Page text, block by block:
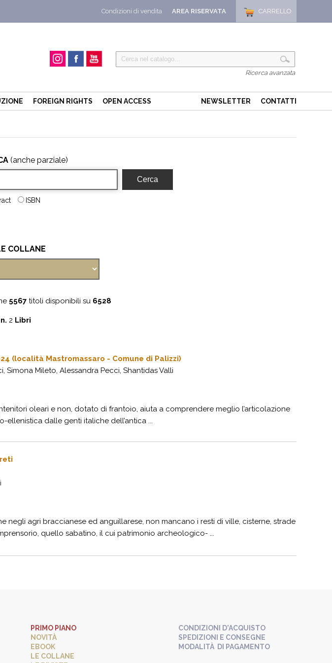
CARRELLO
AREA RISERVATA
Condizioni di vendita
Ricerca avanzata
FOREIGN RIGHTS OPEN ACCESS NEWSLETTER CONTATTI
(anche parziale)
ISBN
COLLANE
5567titoli disponibili su 6528
2 Libri
(località Mastromassaro - Comune di Palizzi)
Simona Mileto, Alessandra Pecci, Shantidas Valli
oleari e non, dotato di frantoio, aiuta a comprendere meglio l’articolazione
dalle genti italiche dell’antica ...
negli agri braccianese ed anguillarese, non mancano i resti di ville, cisterne, strade
quello sabatino, il cui patrimonio archeologico- ...
PRIMO PIANO
NOVITÀ
EBOOK
LE COLLANE
CONDIZIONI D'ACQUISTO
SPEDIZIONI E CONSEGNE
MODALITÀ DI PAGAMENTO